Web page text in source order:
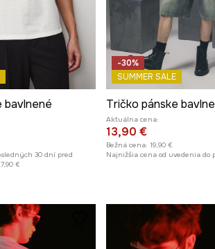
bavlnené
30 dní pred
€
-30%
SUMMER SALE
Aktuálna cena:
13,90 €
Bežná cena: 19,90 €
Najnižšia cena od uvedenia do